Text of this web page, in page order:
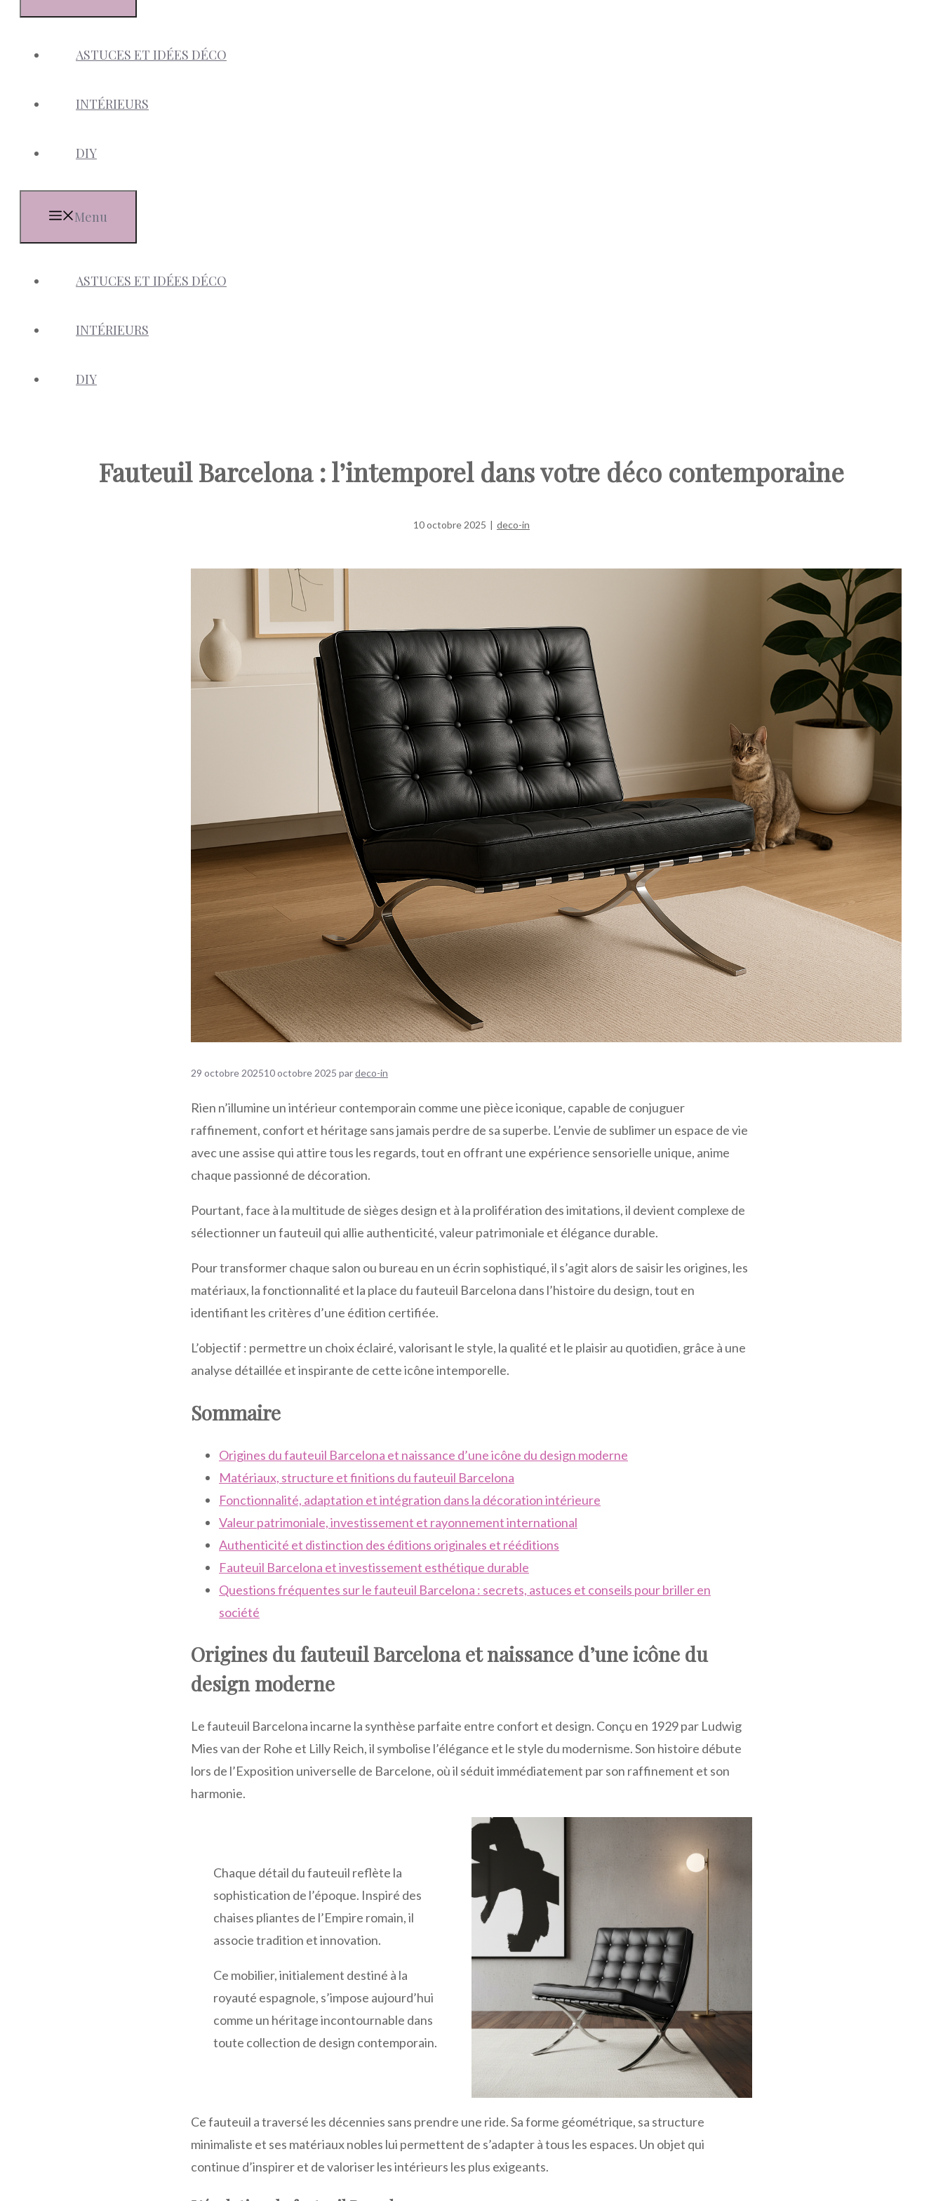
ASTUCES ET IDÉES DÉCO
INTÉRIEURS
DIY
Menu
ASTUCES ET IDÉES DÉCO
INTÉRIEURS
DIY
Fauteuil Barcelona : l’intemporel dans votre déco contemporaine
10 octobre 2025 | deco-in
29 octobre 202510 octobre 2025 pardeco-in
Rien n’illumine un intérieur contemporain comme une pièce iconique, capable de conjuguer
raffinement, confort et héritage sans jamais perdre de sa superbe. L’envie de sublimer un espace de vie
avec une assise qui attire tous les regards, tout en offrant une expérience sensorielle unique, anime
chaque passionné de décoration.
Pourtant, face à la multitude de sièges design et à la prolifération des imitations, il devient complexe de
sélectionner un fauteuil qui allie authenticité, valeur patrimoniale et élégance durable.
Pour transformer chaque salon ou bureau en un écrin sophistiqué, il s’agit alors de saisir les origines, les
matériaux, la fonctionnalité et la place du fauteuil Barcelona dans l’histoire du design, tout en
identifiant les critères d’une édition certifiée.
L’objectif : permettre un choix éclairé, valorisant le style, la qualité et le plaisir au quotidien, grâce à une
analyse détaillée et inspirante de cette icône intemporelle.
Sommaire
Origines du fauteuil Barcelona et naissance d’une icône du design moderne
Matériaux, structure et finitions du fauteuil Barcelona
Fonctionnalité, adaptation et intégration dans la décoration intérieure
Valeur patrimoniale, investissement et rayonnement international
Authenticité et distinction des éditions originales et rééditions
Fauteuil Barcelona et investissement esthétique durable
Questions fréquentes sur le fauteuil Barcelona : secrets, astuces et conseils pour briller en
société
Origines du fauteuil Barcelona et naissance d’une icône du
design moderne
Le fauteuil Barcelona incarne la synthèse parfaite entre confort et design. Conçu en 1929 par Ludwig
Mies van der Rohe et Lilly Reich, il symbolise l’élégance et le style du modernisme. Son histoire débute
lors de l’Exposition universelle de Barcelone, où il séduit immédiatement par son raffinement et son
harmonie.
Chaque détail du fauteuil reflète la
sophistication de l’époque. Inspiré des
chaises pliantes de l’Empire romain, il
associe tradition et innovation.
Ce mobilier, initialement destiné à la
royauté espagnole, s’impose aujourd’hui
comme un héritage incontournable dans
toute collection de design contemporain.
Ce fauteuil a traversé les décennies sans prendre une ride. Sa forme géométrique, sa structure
minimaliste et ses matériaux nobles lui permettent de s’adapter à tous les espaces. Un objet qui
continue d’inspirer et de valoriser les intérieurs les plus exigeants.